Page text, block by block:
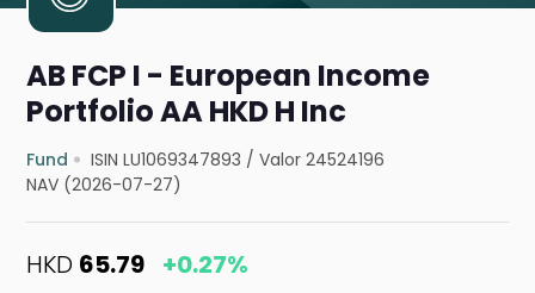
AB FCP I - European Income
Portfolio AA HKD H Inc
Fund ISIN LU1069347893 /Valor 24524196
NAV (2026-07-27)
HKD 65.79 +0.27%